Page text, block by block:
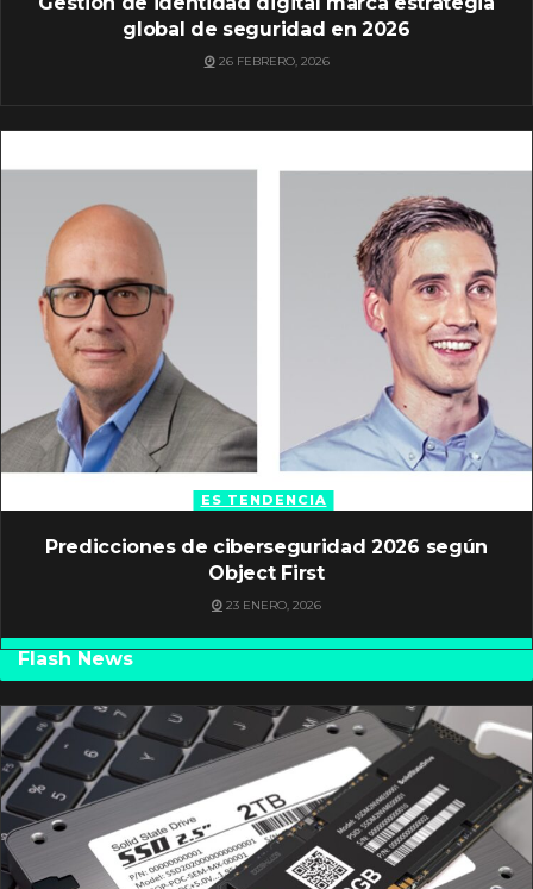
global de seguridad en 2026
26 FEBRERO, 2026
ES TENDENCIA
Predicciones de ciberseguridad 2026 según
Object First
23 ENERO, 2026
Flash News